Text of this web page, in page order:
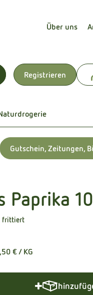
Über uns
Registrieren
Gutschein, Zeitungen,
Paprika
frittiert
€/ KG